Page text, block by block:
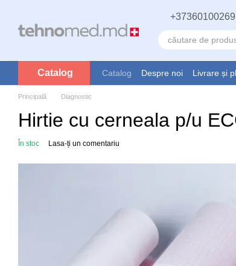
+37360100269
Catalog Catalog Despre noi Livrare și
Principală Diagnostic
Hirtie cu cerneala p/u
În stoc Lasa-ți un comentariu